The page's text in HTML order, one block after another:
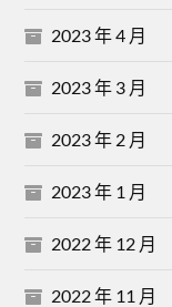
2023 年 4 月
2023 年 3 月
2023 年 2 月
2023 年 1 月
2022 年 12 月
2022 年 11 月